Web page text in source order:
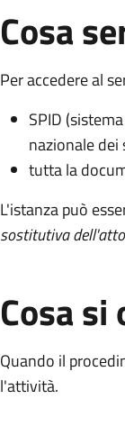
Cosa
Per accedere al
SPID
nazionale dei
tutta la
L'istanza può
sostitutiva
Cosa
Quando il
l'attività.